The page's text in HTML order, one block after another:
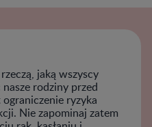
jaką wszyscy
rodziny przed
ryzyka
Nie zapominaj zatem